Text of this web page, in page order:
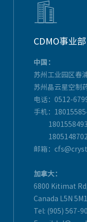

CDMO事业
中国：
苏州工业园区春
苏州晶云星空制
电话：0512-
手机：
18015584933
18051487022
邮箱：
加拿大：
6800 Kitimat
Canada L5N 5M1
Tel: (905) 567-